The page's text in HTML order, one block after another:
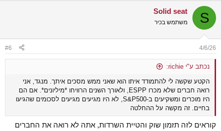
c
i
s
:
S
Solid seat
משתמש בכיר
4/6/26
#6
נכתב ע"י richie:
הקטע שקשה לי להתמודד איתו הוא שאני ממש מסכים איתך. מנגד, אני
רואה חברים שלא מכרו ESPP, ולאורך השנים הרוויחו *מיליונים*. אם הם
היו מוכרים ומשקיעים ב-S&P500, לא היו מגיעים מגיעים לסכומים שהגיעו
בחיים. זה מקשה על ההחלטה
קוראים לזה תזמון שוק והטיית השרדות, אתה לא רואה את החברים